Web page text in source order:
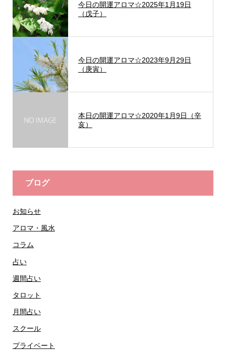
今日の開運アロマ☆2025年1月19日
（戊子）
今日の開運アロマ☆2023年9月29日
（庚寅）
本日の開運アロマ☆2020年1月9日（辛
亥）
ブログ
お知らせ
アロマ・風水
コラム
占い
週間占い
タロット
月間占い
スクール
プライベート